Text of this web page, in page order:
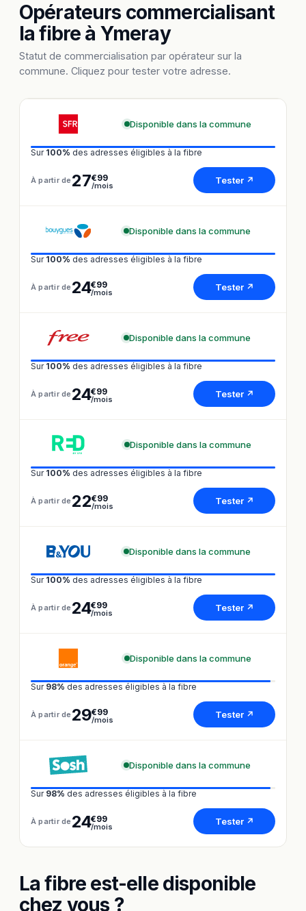
Opérateurs commercialisant
la fibre à Ymeray
Statut de commercialisation par opérateur sur la
commune. Cliquez pour tester votre adresse.
Disponible dans la commune
Sur 100% des adresses éligibles à la fibre
À partir de 27€99
/mois Tester ↗
Disponible dans la commune
Sur 100% des adresses éligibles à la fibre
À partir de 24€99
/mois Tester ↗
Disponible dans la commune
Sur 100% des adresses éligibles à la fibre
À partir de 24€99
/mois Tester ↗
Disponible dans la commune
Sur 100% des adresses éligibles à la fibre
À partir de 22€99
/mois Tester ↗
Disponible dans la commune
Sur 100% des adresses éligibles à la fibre
À partir de 24€99
/mois Tester ↗
Disponible dans la commune
Sur 98% des adresses éligibles à la fibre
À partir de 29€99
/mois Tester ↗
Disponible dans la commune
Sur 98% des adresses éligibles à la fibre
À partir de 24€99
/mois Tester ↗
La fibre est-elle disponible
chez vous ?